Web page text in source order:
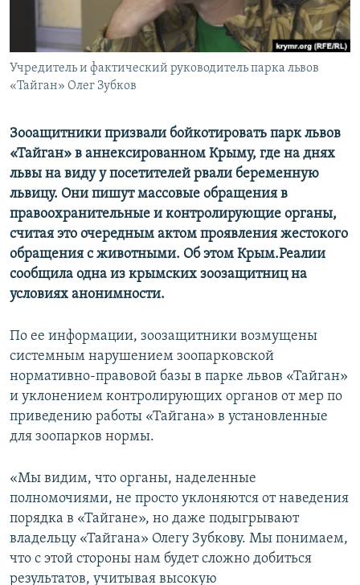
ПОБЕДИТЕЛЕЙ НЕ СУДЯТ?
КРЫМ.НЕПОКОРЕННЫЙ
ELIFBE
ПРИСОЕДИНЯЙТЕСЬ!
Учредитель и фактический руководитель парка львов
«Тайган» Олег Зубков
Зооащитники призвали бойкотировать парк львов
«Тайган» в аннексированном Крыму, где на днях
львы на виду у посетителей рвали беременную
львицу. Они пишут массовые обращения в
правоохранительные и контролирующие органы,
считая это очередным актом проявления жестокого
обращения с животными. Об этом Крым.Реалии
сообщила одна из крымских зоозащитниц на
условиях анонимности.
По ее информации, зоозащитники возмущены
системным нарушением зоопарковской
нормативно-правовой базы в парке львов «Тайган»
и уклонением контролирующих органов от мер по
приведению работы «Тайгана» в установленные
для зоопарков нормы.
«Мы видим, что органы, наделенные
полномочиями, не просто уклоняются от наведения
порядка в «Тайгане», но даже подыгрывают
владельцу «Тайгана» Олегу Зубкову. Мы понимаем,
что с этой стороны нам будет сложно добиться
результатов, учитывая высокую